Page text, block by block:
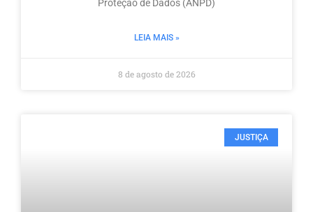
Proteção de Dados (ANPD)
LEIA MAIS »
8 de agosto de 2026
JUSTIÇA